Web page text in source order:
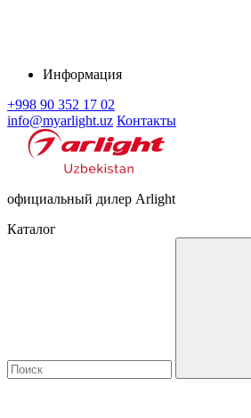
Информация
+998 90 352 17 02
info@myarlight.uz Контакты
официальный дилер Arlight
Каталог